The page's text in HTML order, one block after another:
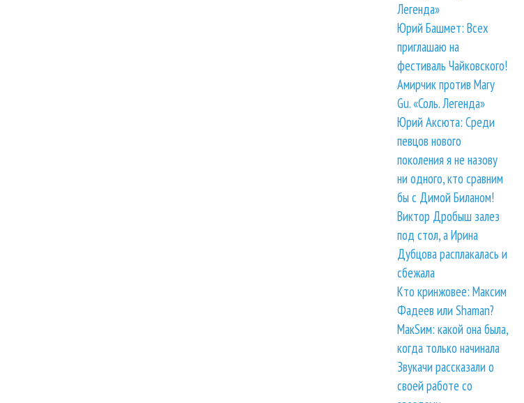
Легенда»
Юрий Башмет: Всех
приглашаю на
фестиваль Чайковского!
Амирчик против Mary
Gu. «Соль. Легенда»
Юрий Аксюта: Среди
певцов нового
поколения я не назову
ни одного, кто сравним
бы с Димой Биланом!
Виктор Дробыш залез
под стол, а Ирина
Дубцова расплакалась и
сбежала
Кто кринжовее: Максим
Фадеев или Shaman?
МакSим: какой она была,
когда только начинала
Звукачи рассказали о
своей работе со